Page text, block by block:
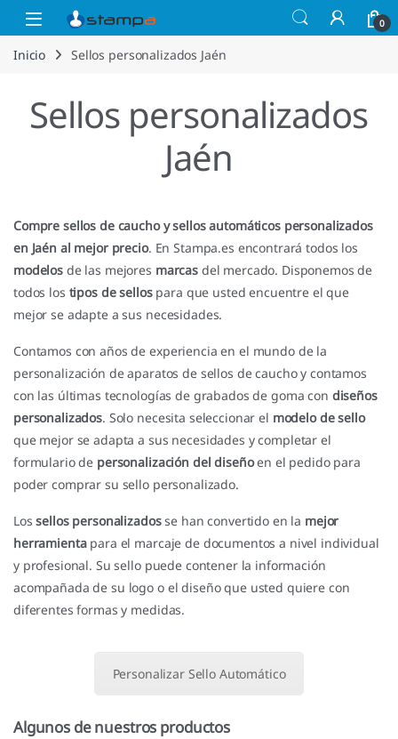
Saltar a la navegación
Saltar al contenido
Open 0
Inicio Sellos personalizados Jaén
Sellos personalizados
Jaén
Compre sellos de caucho y sellos automáticos personalizados
en Jaén al mejor precio. En Stampa.es encontrará todos los
modelos de las mejores marcasdel mercado. Disponemos de
todos los tipos de sellospara que usted encuentre el que
mejor se adapte a sus necesidades.
Contamos con años de experiencia en el mundo de la
personalización de aparatos de sellos de caucho y contamos
con las últimas tecnologías de grabados de goma con diseños
personalizados. Solo necesita seleccionar el modelo de sello
que mejor se adapta a sus necesidades y completar el
formulario de personalización del diseñoen el pedido para
poder comprar su sello personalizado.
Lossellos personalizadosse han convertido en la mejor
herramientapara el marcaje de documentos a nivel individual
y profesional. Su sello puede contener la información
acompañada de su logo o el diseño que usted quiere con
diferentes formas y medidas.
Personalizar Sello Automático
Algunos de nuestros productos